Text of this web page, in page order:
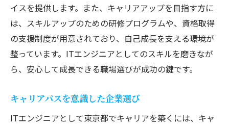
イスを提供します。また、キャリアアップを目指す方に
は、スキルアップのための研修プログラムや、資格取得
の支援制度が用意されており、自己成長を支える環境が
整っています。ITエンジニアとしてのスキルを磨きなが
ら、安心して成長できる職場選びが成功の鍵です。
キャリアパスを意識した企業選び
ITエンジニアとして東京都でキャリアを築くには、キャ